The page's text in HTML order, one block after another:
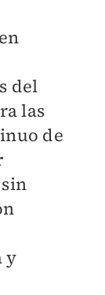
del
las
de
sin
y